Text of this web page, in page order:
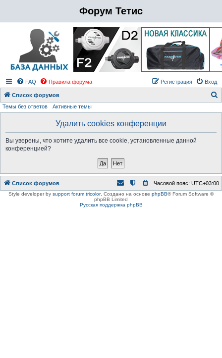
Форум Тетис
FAQ Правила форума Вход
Регистрация
Список форумов
Темы без ответов Активные темы
Удалить cookies конференции
Вы уверены, что хотите удалить все cookie, установленные данной
конференцией?
Список форумов Часовой пояс: UTC+03:00
Style developer by support forum tricolor, Создано на основе phpBB® Forum Software ©
phpBB Limited
Русская поддержка phpBB